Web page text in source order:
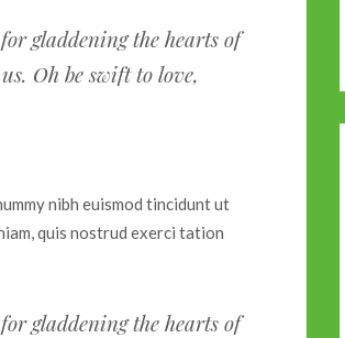
gladdening the hearts of
Oh be swift to love,
nibh euismod tincidunt ut
quis nostrud exerci tation
gladdening the hearts of